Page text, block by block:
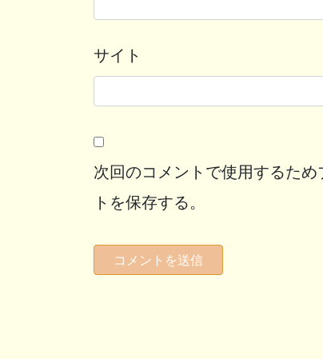
サイト
次回のコメントで使用するた
トを保存する。